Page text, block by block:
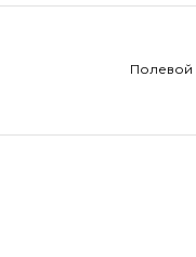
Полевой